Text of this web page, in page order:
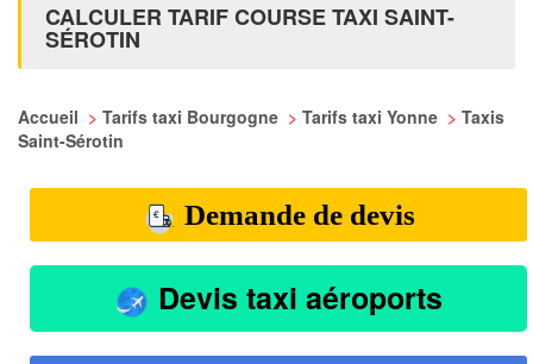
CALCULER TARIF COURSE TAXI SAINT-
SÉROTIN
Accueil > Tarifs taxi Bourgogne > Tarifs taxi Yonne > Taxis
Saint-Sérotin
Demande de devis
Devis taxi aéroports